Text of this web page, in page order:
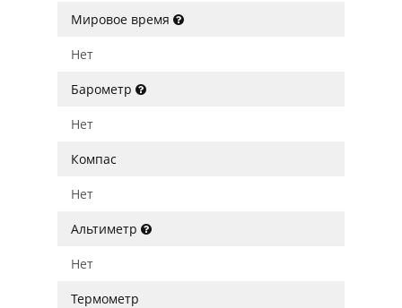
Мировое время
Нет
Барометр
Нет
Компас
Нет
Альтиметр
Нет
Термометр